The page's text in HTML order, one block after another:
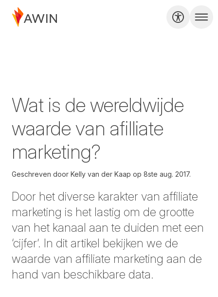
Wat is de wereldwijde
waarde van afilliate
marketing?
Geschreven door Kelly van der Kaap op 8ste aug. 2017.
Door het diverse karakter van affiliate
marketing is het lastig om de grootte
van het kanaal aan te duiden met een
‘cijfer’. In dit artikel bekijken we de
waarde van affiliate marketing aan de
hand van beschikbare data.